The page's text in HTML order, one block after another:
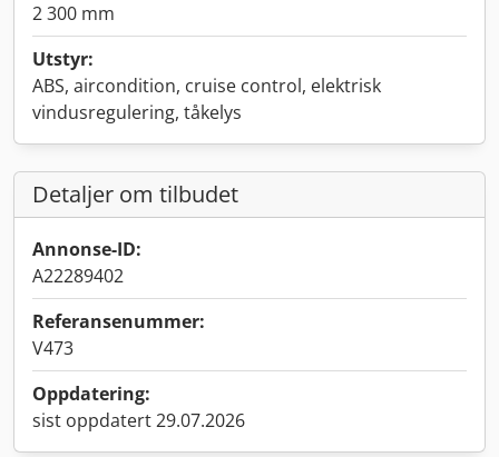
2 300 mm
Utstyr:
ABS, aircondition, cruise control, elektrisk
vindusregulering, tåkelys
Detaljer om tilbudet
Annonse-ID:
A22289402
Referansenummer:
V473
Oppdatering:
sist oppdatert 29.07.2026